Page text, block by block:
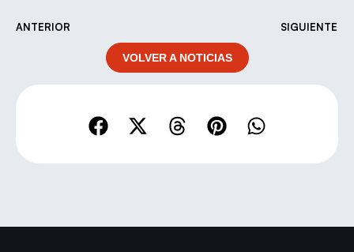
ANTERIOR SIGUIENTE
VOLVER A NOTICIAS